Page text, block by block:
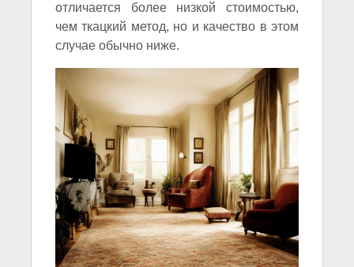
отличается более низкой стоимостью,
чем ткацкий метод, но и качество в этом
случае обычно ниже.